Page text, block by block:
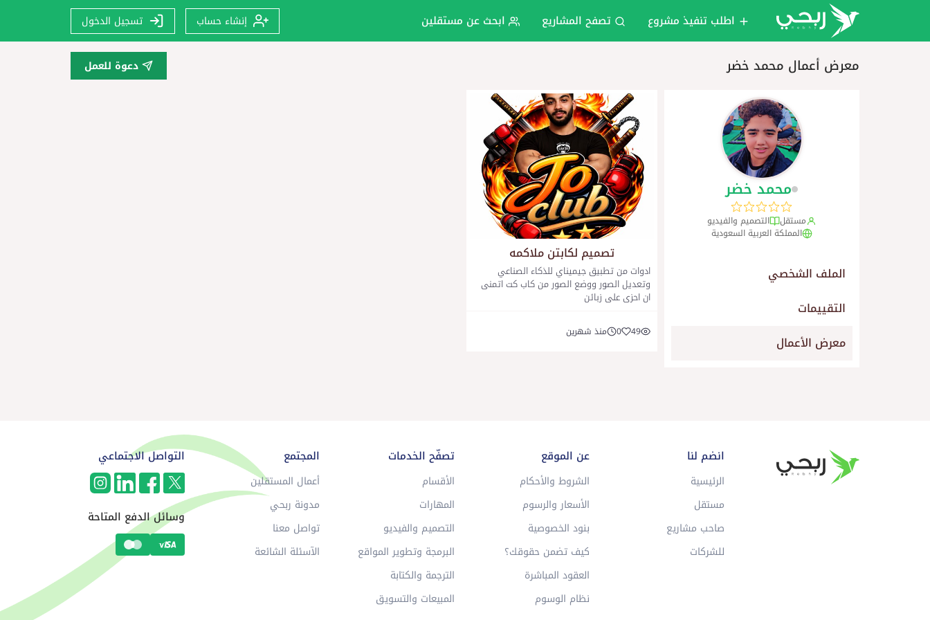
اطلب تنفيذ مشروع تصفح المشاريع ابحث عن مستقلين إنشاء حساب تسجيل الدخول
معرض أعمال محمد خضر دعوة للعمل
محمد خضر
مستقل
التصميم والفيديو
المملكة العربية السعودية
الملف الشخصي
التقييمات
معرض الأعمال
تصميم لكابتن ملاكمه
ادوات من تطبيق جيميناي للذكاء الصناعي
وتعديل الصور ووضع الصور من كاب كت اتمنى
ان احزى على زبائن
49
0 منذ شهرين
انضم لنا
الرئيسية
مستقل
صاحب مشاريع
للشركات
عن الموقع
الشروط والأحكام
الأسعار والرسوم
بنود الخصوصية
كيف تضمن حقوقك؟
العقود المباشرة
نظام الوسوم
تصفّح الخدمات
الأقسام
المهارات
التصميم والفيديو
البرمجة وتطوير المواقع
الترجمة والكتابة
المبيعات والتسويق
المجتمع
أعمال المستقلين
مدونة ربحي
تواصل معنا
الآسئلة الشائعة
التواصل الاجتماعي
وسائل الدفع المتاحة